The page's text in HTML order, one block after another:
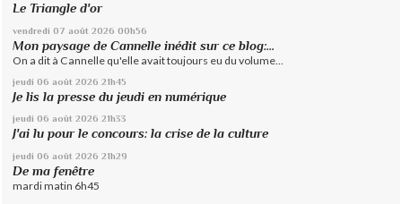
Le Triangle d'or
vendredi 07 août 2026 00h56
Mon paysage de Cannelle inédit sur ce blog:...
On a dit à Cannelle qu'elle avait toujours eu du volume...
jeudi 06 août 2026 21h45
Je lis la presse du jeudi en numérique
jeudi 06 août 2026 21h33
J'ai lu pour le concours: la crise de la culture
jeudi 06 août 2026 21h29
De ma fenêtre
mardi matin 6h45